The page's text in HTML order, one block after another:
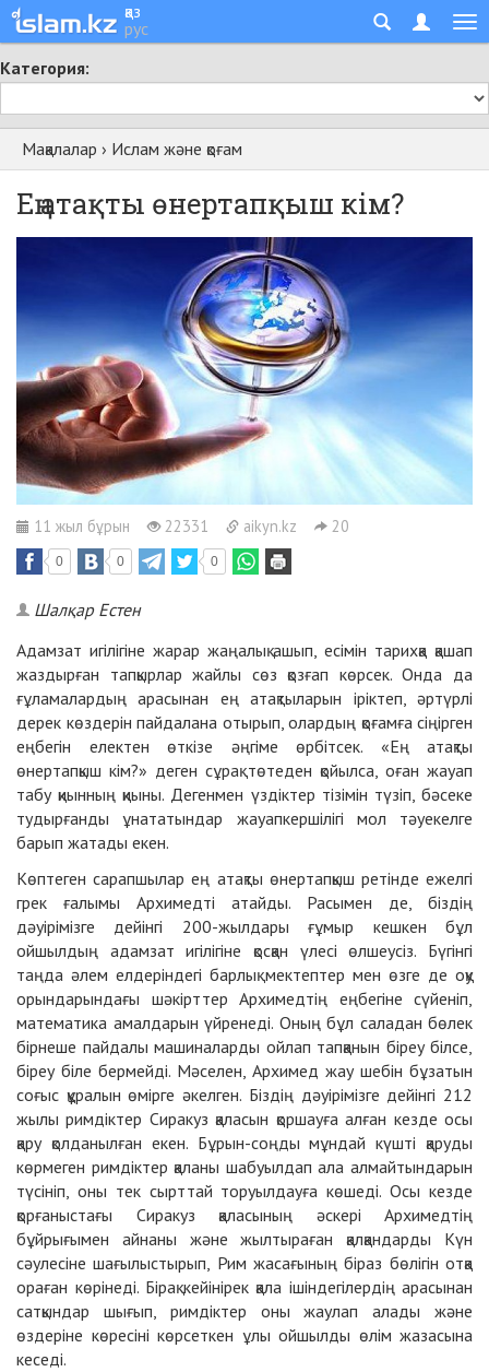
қаз
рус
Категория:
Мақалалар › Ислам және қоғам
Ең атақты өнертапқыш кім?
11 жыл бұрын 22331 aikyn.kz 20
0 0 0
Шалқар Естен
Адамзат игілігіне жарар жаңалық ашып, есімін тарихқа қашап
жаздырған тапқырлар жайлы сөз қозғап көрсек. Онда да
ғұламалардың арасынан ең атақтыларын іріктеп, әртүрлі
дерек көздерін пайдалана отырып, олардың қоғамға сіңірген
еңбегін електен өткізе әңгіме өрбітсек. «Ең атақты
өнертапқыш кім?» деген сұрақ төтеден қойылса, оған жауап
табу қиынның қиыны. Дегенмен үздіктер тізімін түзіп, бәсеке
тудырғанды ұнататындар жауапкершілігі мол тәуекелге
барып жатады екен.
Көптеген сарапшылар ең атақты өнертапқыш ретінде ежелгі
грек ғалымы Архимедті атайды. Расымен де, біздің
дәуірімізге дейінгі 200-жылдары ғұмыр кешкен бұл
ойшылдың адамзат игілігіне қосқан үлесі өлшеусіз. Бүгінгі
таңда әлем елдеріндегі барлық мектептер мен өзге де оқу
орындарындағы шәкірттер Архимедтің еңбегіне сүйеніп,
математика амалдарын үйренеді. Оның бұл саладан бөлек
бірнеше пайдалы машиналарды ойлап тапқанын біреу білсе,
біреу біле бермейді. Мәселен, Архимед жау шебін бұзатын
соғыс құралын өмірге әкелген. Біздің дәуірімізге дейінгі 212
жылы римдіктер Сиракуз қаласын қоршауға алған кезде осы
қару қолданылған екен. Бұрын-соңды мұндай күшті қаруды
көрмеген римдіктер қаланы шабуылдап ала алмайтындарын
түсініп, оны тек сырттай торуылдауға көшеді. Осы кезде
қорғаныстағы Сиракуз қаласының әскері Архимедтің
бұйрығымен айнаны және жылтыраған қалқандарды Күн
сәулесіне шағылыстырып, Рим жасағының біраз бөлігін отқа
ораған көрінеді. Бірақ кейінірек қала ішіндегілердің арасынан
сатқындар шығып, римдіктер оны жаулап алады және
өздеріне көресіні көрсеткен ұлы ойшылды өлім жазасына
кеседі.